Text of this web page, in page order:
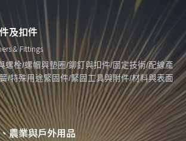
及扣件
& Fittings
螺栓/螺帽與墊圈/鉚釘與扣件/固定技術/配線產
/特殊用途緊固件/緊固工具與附件/材料與表面
農業與戶外用品